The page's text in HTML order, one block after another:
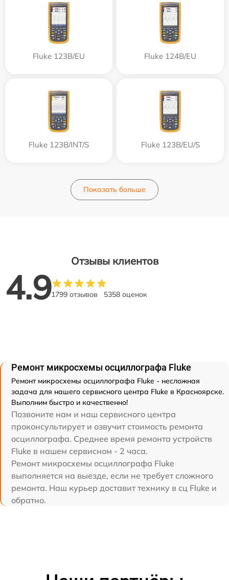
Fluke 123B/EU Fluke 124B/EU
Fluke 123B/INT/S Fluke 123B/EU/S
Показать больше
Отзывы клиентов
4.91799 отзывов 5358 оценок
Ремонт микросхемы осциллографа Fluke
Ремонт микросхемы осциллографа Fluke - несложная
задача для нашего сервисного центра Fluke в Красноярске.
Выполним быстро и качественно!
Позвоните нам и наш сервисного центра
проконсультирует и озвучит стоимость ремонта
осциллографа. Среднее время ремонта устройств
Fluke в нашем сервисном - 2 часа.
Ремонт микросхемы осциллографа Fluke
выполняется на выезде, если не требует сложного
ремонта. Наш курьер доставит технику в сц Fluke и
обратно.